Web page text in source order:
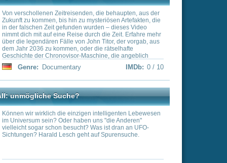
IMDb: 0 / 10